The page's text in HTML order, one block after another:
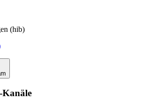
(hib)
Kanäle